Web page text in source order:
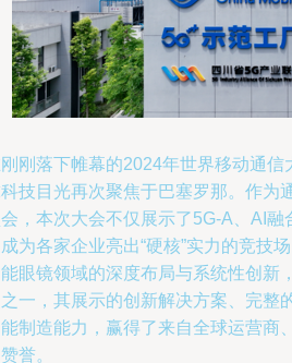
刚落下帷幕的2024年世界移动通
技目光再次聚焦于巴塞罗那。作为
，本次大会不仅展示了5G-A、AI
为各家企业亮出“硬核”实力的竞技
眼镜领域的深度布局与系统性创新
一，其展示的创新解决方案、完整
制造能力，赢得了来自全球运营商
誉。